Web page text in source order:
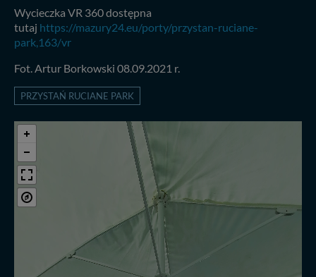
Wycieczka VR 360 dostępna
tutaj https://mazury24.eu/porty/przystan-ruciane-
park,163/vr
Fot. Artur Borkowski 08.09.2021 r.
PRZYSTAŃ RUCIANE PARK